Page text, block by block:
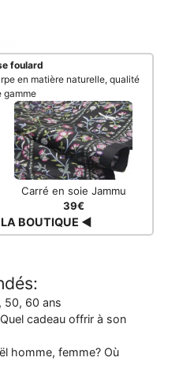
foulard
en matière naturelle, qualité
gamme
Carré en soie Jammu
39€
BOUTIQUE ◀
50, 60 ans
cadeau offrir à son
homme, femme? Où